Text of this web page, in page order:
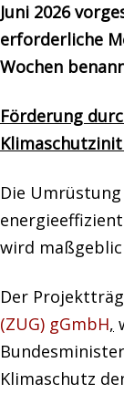
Juni 2026
erforderliche
Wochen
Förderung
Die
wird
Der
(ZUG) gGmbH,
Klimaschutz